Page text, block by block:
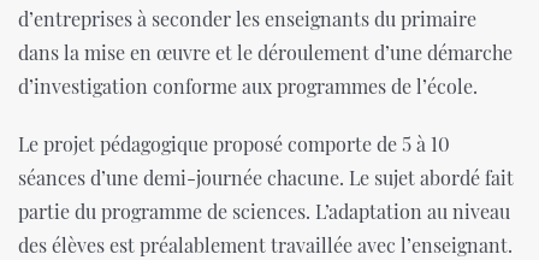
d’entreprises à seconder les enseignants du primaire
dans la mise en œuvre et le déroulement d’une démarche
d’investigation conforme aux programmes de l’école.
Le projet pédagogique proposé comporte de 5 à 10
séances d’une demi-journée chacune. Le sujet abordé fait
partie du programme de sciences. L’adaptation au niveau
des élèves est préalablement travaillée avec l’enseignant.